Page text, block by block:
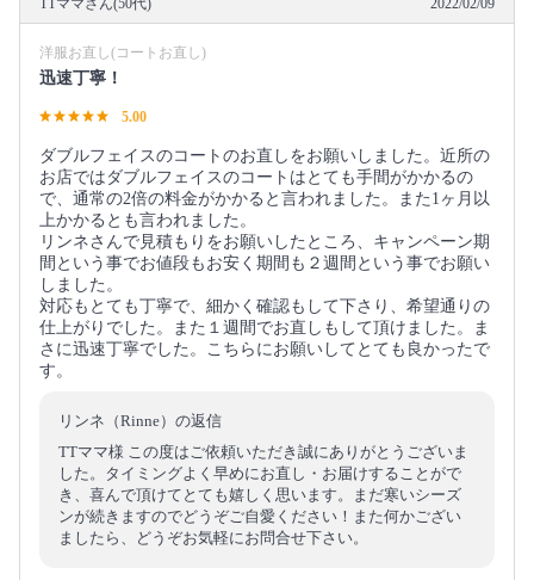
洋服お直し(コートお直し)
迅速丁寧！
5.00
ダブルフェイスのコートのお直しをお願いしました。近所の
お店ではダブルフェイスのコートはとても手間がかかるの
で、通常の2倍の料金がかかると言われました。また1ヶ月以
上かかるとも言われました。
リンネさんで見積もりをお願いしたところ、キャンペーン期
間という事でお値段もお安く期間も２週間という事でお願い
しました。
対応もとても丁寧で、細かく確認もして下さり、希望通りの
仕上がりでした。また１週間でお直しもして頂けました。ま
さに迅速丁寧でした。こちらにお願いしてとても良かったで
す。
リンネ（Rinne）の返信
TTママ様 この度はご依頼いただき誠にありがとうございま
した。タイミングよく早めにお直し・お届けすることがで
き、喜んで頂けてとても嬉しく思います。まだ寒いシーズ
ンが続きますのでどうぞご自愛ください！また何かござい
ましたら、どうぞお気軽にお問合せ下さい。